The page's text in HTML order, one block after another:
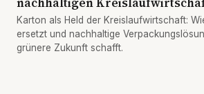
Karton als Held der Kreislaufwirtschaft:
ersetzt und nachhaltige
grünere Zukunft schafft.